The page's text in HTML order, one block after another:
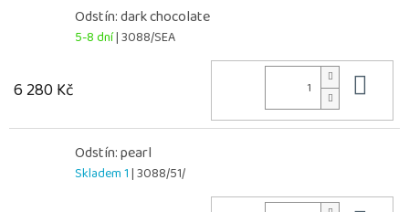
Odstín: dark chocolate
5-8 dní| 3088/SEA
6 280 Kč
Odstín: pearl
Skladem 1| 3088/51/